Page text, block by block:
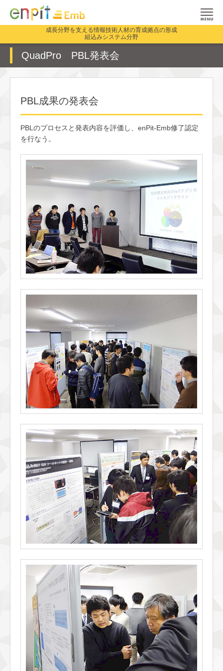
成長分野を支える情報技術人材の育成拠点の形成
組込みシステム分野
QuadPro PBL発表会
PBL成果の発表会
PBLのプロセスと発表内容を評価し、enPit-Emb修了認定
を行なう。